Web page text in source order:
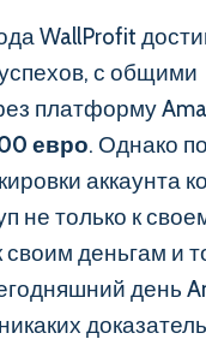
WallProfit
с общими
платформу
евро. Однако
аккаунта
не только к
своим деньгам и
день